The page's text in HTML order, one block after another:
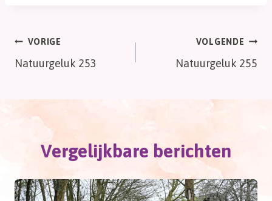
Bericht
navigatie
VORIGE
Natuurgeluk 253
VOLGENDE
Natuurgeluk 255
Vergelijkbare berichten